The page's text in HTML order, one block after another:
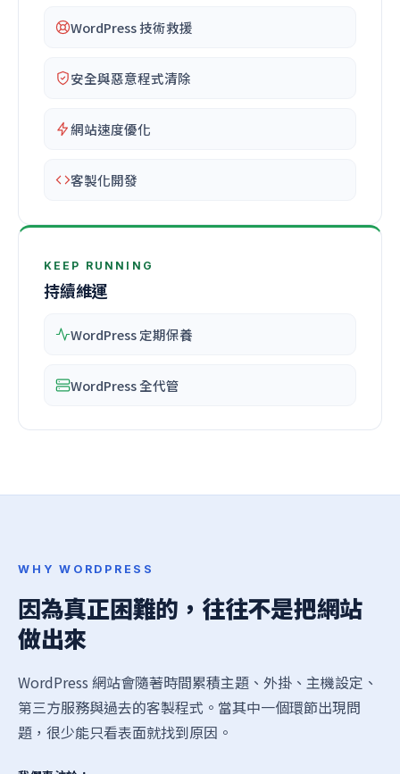
WordPress 技術救援
安全與惡意程式清除
網站速度優化
客製化開發
KEEP RUNNING
持續維運
WordPress 定期保養
WordPress 全代管
WHY WORDPRESS
因為真正困難的，往往不是把網站
做出來
WordPress 網站會隨著時間累積主題、外掛、主機設定、
第三方服務與過去的客製程式。當其中一個環節出現問
題，很少能只看表面就找到原因。